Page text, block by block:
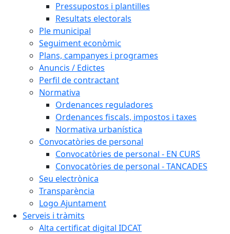
Pressupostos i plantilles
Resultats electorals
Ple municipal
Seguiment econòmic
Plans, campanyes i programes
Anuncis / Edictes
Perfil de contractant
Normativa
Ordenances reguladores
Ordenances fiscals, impostos i taxes
Normativa urbanística
Convocatòries de personal
Convocatòries de personal - EN CURS
Convocatòries de personal - TANCADES
Seu electrònica
Transparència
Logo Ajuntament
Serveis i tràmits
Alta certificat digital IDCAT